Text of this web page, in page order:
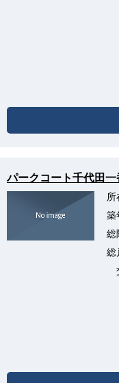
パークコート千代田一
所
築
総
総